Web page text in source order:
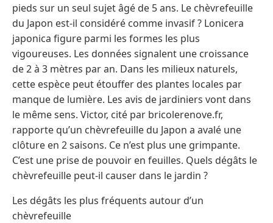
pieds sur un seul sujet âgé de 5 ans. Le chèvrefeuille
du Japon est-il considéré comme invasif ? Lonicera
japonica figure parmi les formes les plus
vigoureuses. Les données signalent une croissance
de 2 à 3 mètres par an. Dans les milieux naturels,
cette espèce peut étouffer des plantes locales par
manque de lumière. Les avis de jardiniers vont dans
le même sens. Victor, cité par bricolerenove.fr,
rapporte qu’un chèvrefeuille du Japon a avalé une
clôture en 2 saisons. Ce n’est plus une grimpante.
C’est une prise de pouvoir en feuilles. Quels dégâts le
chèvrefeuille peut-il causer dans le jardin ?
Les dégâts les plus fréquents autour d’un
chèvrefeuille